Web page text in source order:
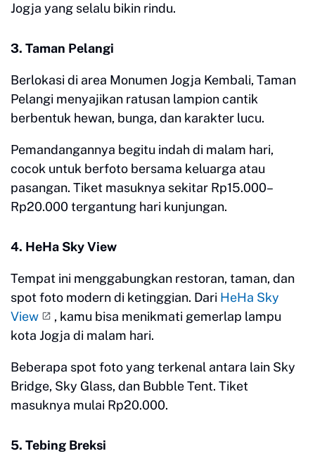
Jogja yang selalu bikin rindu.
3. Taman Pelangi
Berlokasi di area Monumen Jogja Kembali, Taman
Pelangi menyajikan ratusan lampion cantik
berbentuk hewan, bunga, dan karakter lucu.
Pemandangannya begitu indah di malam hari,
cocok untuk berfoto bersama keluarga atau
pasangan. Tiket masuknya sekitar Rp15.000–
Rp20.000 tergantung hari kunjungan.
4. HeHa Sky View
Tempat ini menggabungkan restoran, taman, dan
spot foto modern di ketinggian. Dari HeHa Sky
View
, kamu bisa menikmati gemerlap lampu
kota Jogja di malam hari.
Beberapa spot foto yang terkenal antara lain Sky
Bridge, Sky Glass, dan Bubble Tent. Tiket
masuknya mulai Rp20.000.
5. Tebing Breksi